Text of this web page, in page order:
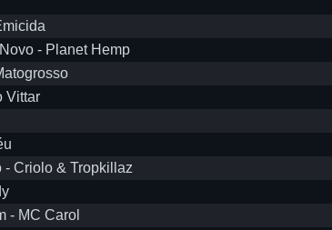
- Planet Hemp
Vittar
- Criolo & Tropkillaz
- MC Carol